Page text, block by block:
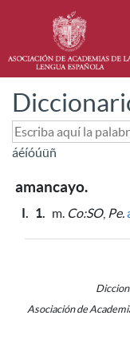
áéíóúüñ
amancayo.
I. 1. m. Co:SO, Pe.
Asociación de